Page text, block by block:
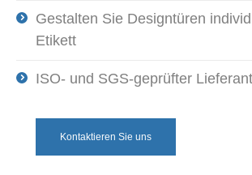
Gestalten Sie Designtüren
Etikett
ISO- und SGS-geprüfter Lieferant
Kontaktieren Sie uns